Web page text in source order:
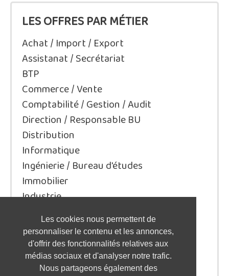
Les cookies nous permettent de
personnaliser le contenu et les annonces,
d'offrir des fonctionnalités relatives aux
médias sociaux et d'analyser notre trafic.
Nous partageons également des
LES OFFRES PAR MÉTIER
Achat / Import / Export
Assistanat / Secrétariat
BTP
Commerce / Vente
Comptabilité / Gestion / Audit
Direction / Responsable BU
Distribution
Informatique
Ingénierie / Bureau d'études
Immobilier
Industrie
Juridique/Droit
Qualité / Sécurité / Environnement
Logistique / Transport
Marketing / Communication